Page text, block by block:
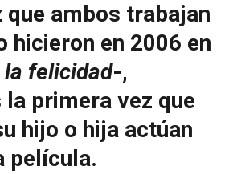
que ambos trabajan
hicieron en 2006 en
la felicidad-,
primera vez que
hijo o hija actúan
película.